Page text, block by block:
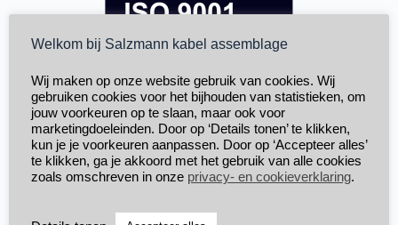
Kalibreren en testen
Bij Salzmann hebben we kwaliteit hoog in het
wordt, ondergaat een kwaliteitscontrole. Om
Welkom bij Salzmann kabel assemblage
Wij maken op onze website gebruik van cookies. Wij
gebruiken cookies voor het bijhouden van statistieken, om
jouw voorkeuren op te slaan, maar ook voor
marketingdoeleinden. Door op ‘Details tonen’ te klikken,
kun je je voorkeuren aanpassen. Door op ‘Accepteer alles’
te klikken, ga je akkoord met het gebruik van alle cookies
zoals omschreven in onze privacy- en cookieverklaring.